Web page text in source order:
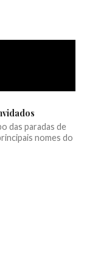
das paradas de
nomes do